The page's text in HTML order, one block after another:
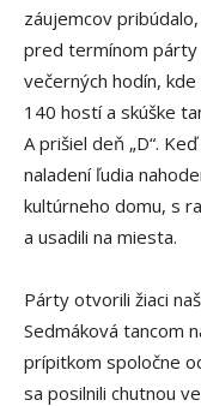
záujemcov
pred termínom párty
večerných hodín,
140 hostí a skúške
A prišiel deň „D“.
naladení ľudia
kultúrneho domu, s
a usadili na miesta.
Párty otvorili žiaci
Sedmáková tancom
prípitkom spoločne
sa posilnili chutnou